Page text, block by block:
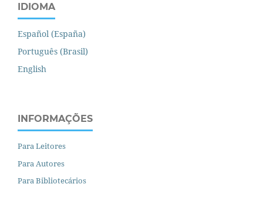
IDIOMA
Español (España)
Português (Brasil)
English
INFORMAÇÕES
Para Leitores
Para Autores
Para Bibliotecários